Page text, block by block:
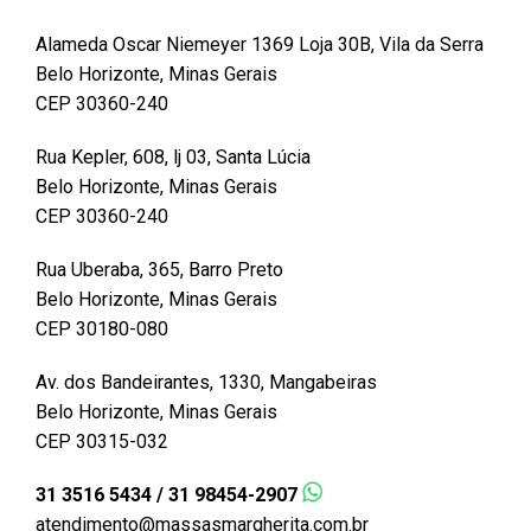
Alameda Oscar Niemeyer 1369 Loja 30B, Vila da Serra
Belo Horizonte, Minas Gerais
CEP 30360-240
Rua Kepler, 608, lj 03, Santa Lúcia
Belo Horizonte, Minas Gerais
CEP 30360-240
Rua Uberaba, 365, Barro Preto
Belo Horizonte, Minas Gerais
CEP 30180-080
Av. dos Bandeirantes, 1330, Mangabeiras
Belo Horizonte, Minas Gerais
CEP 30315-032
31 3516 5434 / 31 98454-2907
atendimento@massasmargherita.com.br